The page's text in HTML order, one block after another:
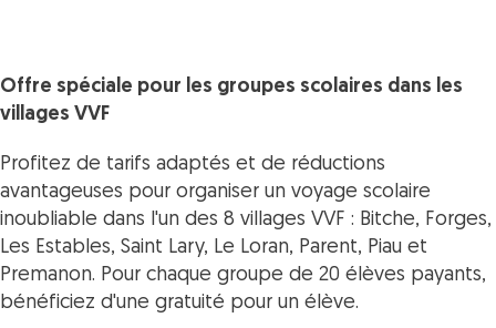
Offre spéciale pour les groupes scolaires dans les
villages VVF
Profitez de tarifs adaptés et de réductions
avantageuses pour organiser un voyage scolaire
inoubliable dans l'un des 8 villages VVF : Bitche, Forges,
Les Estables, Saint Lary, Le Loran, Parent, Piau et
Premanon. Pour chaque groupe de 20 élèves payants,
bénéficiez d'une gratuité pour un élève.